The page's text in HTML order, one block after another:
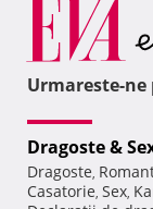
Urmareste-ne
Dragoste &
Dragoste,
Casatorie, Sex,